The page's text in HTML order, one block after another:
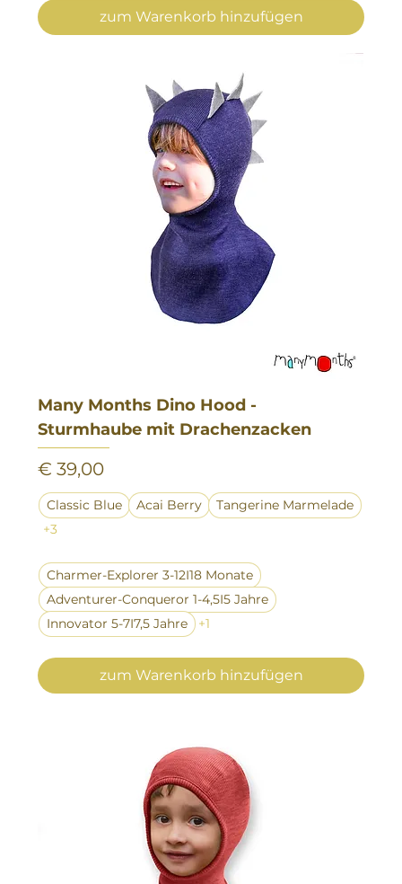
zum Warenkorb hinzufügen
Many Months Dino Hood -
Sturmhaube mit Drachenzacken
Preis
€ 39,00
Classic Blue Acai Berry
Tangerine Marmelade
+3
Charmer-Explorer 3-12I18 Monate
Adventurer-Conqueror 1-4,5I5 Jahre
Innovator 5-7I7,5 Jahre
+1
zum Warenkorb hinzufügen